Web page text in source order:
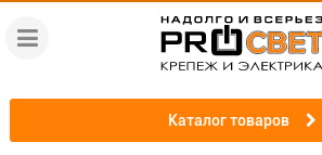
Каталог товаров